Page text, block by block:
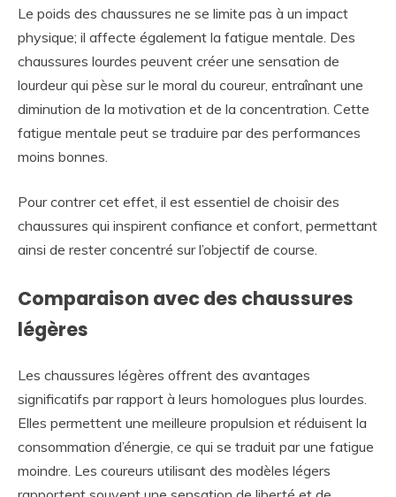
Le poids des chaussures ne se limite pas à un impact
physique; il affecte également la fatigue mentale. Des
chaussures lourdes peuvent créer une sensation de
lourdeur qui pèse sur le moral du coureur, entraînant une
diminution de la motivation et de la concentration. Cette
fatigue mentale peut se traduire par des performances
moins bonnes.
Pour contrer cet effet, il est essentiel de choisir des
chaussures qui inspirent confiance et confort, permettant
ainsi de rester concentré sur l’objectif de course.
Comparaison avec des chaussures
légères
Les chaussures légères offrent des avantages
significatifs par rapport à leurs homologues plus lourdes.
Elles permettent une meilleure propulsion et réduisent la
consommation d’énergie, ce qui se traduit par une fatigue
moindre. Les coureurs utilisant des modèles légers